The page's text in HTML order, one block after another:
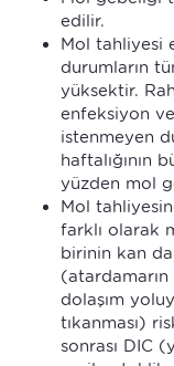
edilir.
Mol tahliyesi
durumların
yüksektir.
enfeksiyon
istenmeyen
haftalığının
yüzden mol
Mol
farklı olarak
birinin kan
dolaşım
tıkanması)
sonrası DIC